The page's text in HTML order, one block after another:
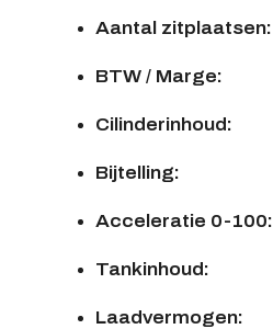
Aantal zitplaatsen:
BTW / Marge:
Cilinderinhoud:
Bijtelling:
Acceleratie 0-100:
Tankinhoud:
Laadvermogen: